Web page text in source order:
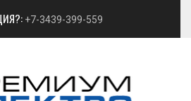
+7-3439-399-559